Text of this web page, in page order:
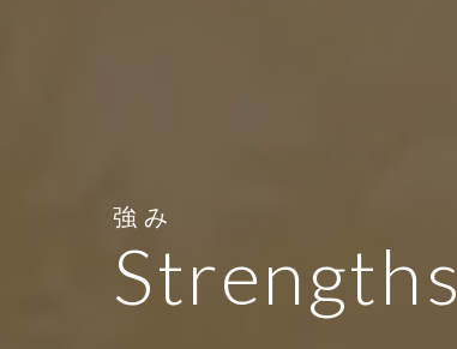
強み
Strengths